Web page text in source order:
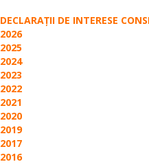
DECLARAŢII DE INTERESE
2026
2025
2024
2023
2022
2021
2020
2019
2017
2016